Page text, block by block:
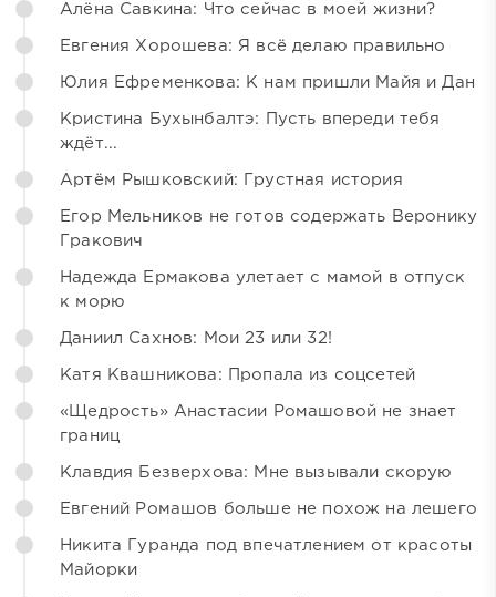
Алёна Савкина: Что сейчас в моей жизни?
Евгения Хорошева: Я всё делаю правильно
Юлия Ефременкова: К нам пришли Майя и Дан
Кристина Бухынбалтэ: Пусть впереди тебя
ждёт...
Артём Рышковский: Грустная история
Егор Мельников не готов содержать Веронику
Гракович
Надежда Ермакова улетает с мамой в отпуск
к морю
Даниил Сахнов: Мои 23 или 32!
Катя Квашникова: Пропала из соцсетей
«Щедрость» Анастасии Ромашовой не знает
границ
Клавдия Безверхова: Мне вызывали скорую
Евгений Ромашов больше не похож на лешего
Никита Гуранда под впечатлением от красоты
Майорки